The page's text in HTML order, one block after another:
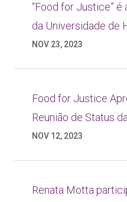
“Food for Justice” é
da Universidade de
NOV 23, 2023
Food for Justice
Reunião de Status
NOV 12, 2023
Renata Motta